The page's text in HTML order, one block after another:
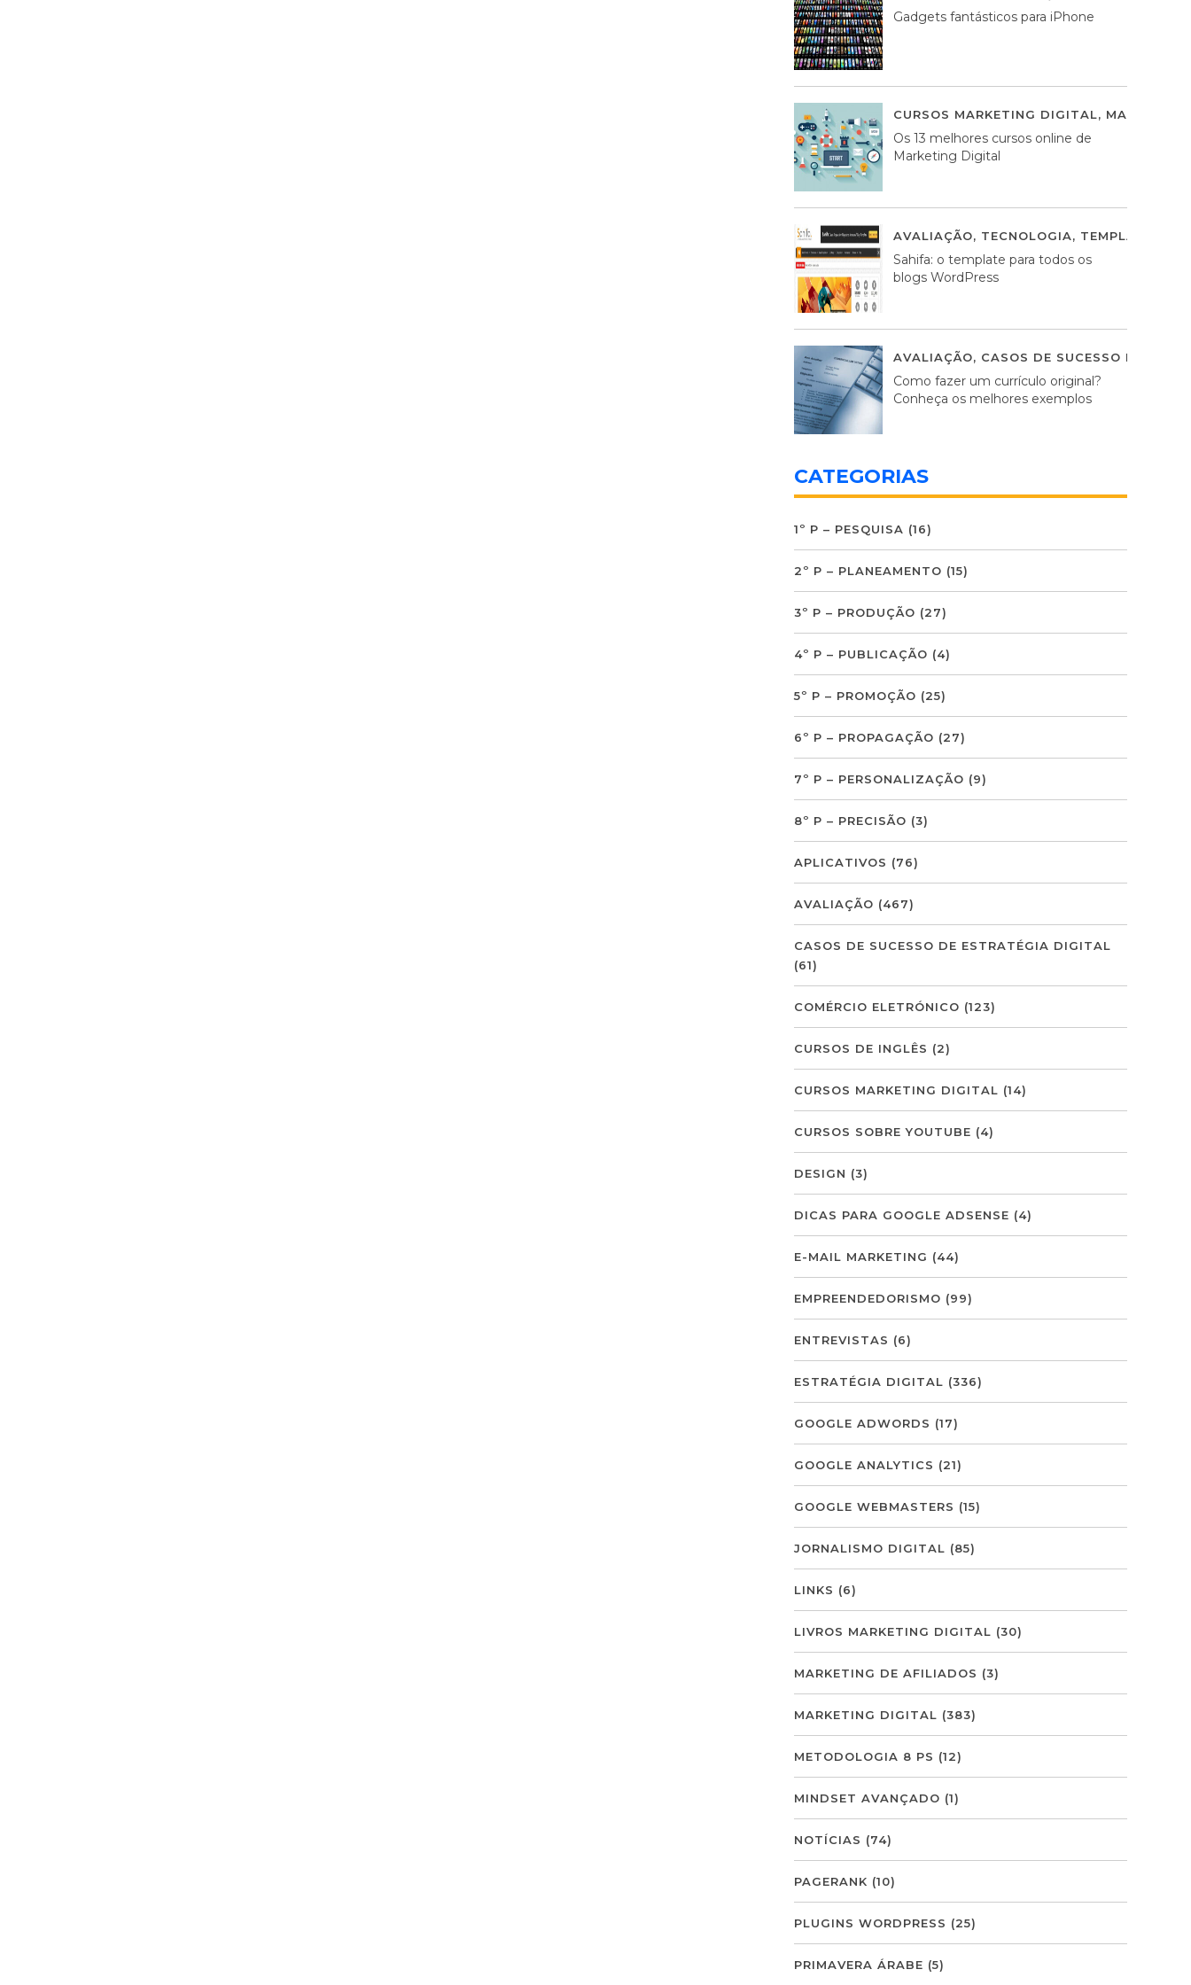
Gadgets fantásticos para iPhone
CURSOS MARKETING DIGITAL,
Os 13 melhores cursos online de
Marketing Digital
AVALIAÇÃO, TECNOLOGIA, TEMPLATES
Sahifa: o template para todos os
blogs WordPress
AVALIAÇÃO, CASOS DE SUCESSO DE
Como fazer um currículo original?
Conheça os melhores exemplos
CATEGORIAS
1º P – PESQUISA (16)
2º P – PLANEAMENTO (15)
3º P – PRODUÇÃO (27)
4º P – PUBLICAÇÃO (4)
5º P – PROMOÇÃO (25)
6º P – PROPAGAÇÃO (27)
7º P – PERSONALIZAÇÃO (9)
8º P – PRECISÃO (3)
APLICATIVOS (76)
AVALIAÇÃO (467)
CASOS DE SUCESSO DE ESTRATÉGIA DIGITAL
(61)
COMÉRCIO ELETRÓNICO (123)
CURSOS DE INGLÊS (2)
CURSOS MARKETING DIGITAL (14)
CURSOS SOBRE YOUTUBE (4)
DESIGN (3)
DICAS PARA GOOGLE ADSENSE (4)
E-MAIL MARKETING (44)
EMPREENDEDORISMO (99)
ENTREVISTAS (6)
ESTRATÉGIA DIGITAL (336)
GOOGLE ADWORDS (17)
GOOGLE ANALYTICS (21)
GOOGLE WEBMASTERS (15)
JORNALISMO DIGITAL (85)
LINKS (6)
LIVROS MARKETING DIGITAL (30)
MARKETING DE AFILIADOS (3)
MARKETING DIGITAL (383)
METODOLOGIA 8 PS (12)
MINDSET AVANÇADO (1)
NOTÍCIAS (74)
PAGERANK (10)
PLUGINS WORDPRESS (25)
PRIMAVERA ÁRABE (5)